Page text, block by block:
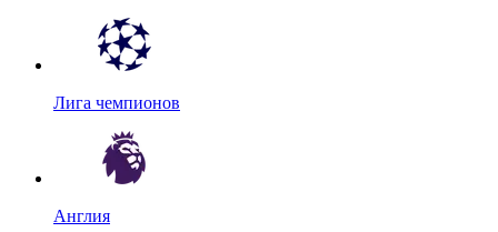
Лига чемпионов
Англия